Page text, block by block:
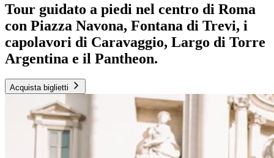
Tour guidato a piedi nel centro di Roma
con Piazza Navona, Fontana di Trevi, i
capolavori di Caravaggio, Largo di Torre
Argentina e il Pantheon.
Acquista biglietti